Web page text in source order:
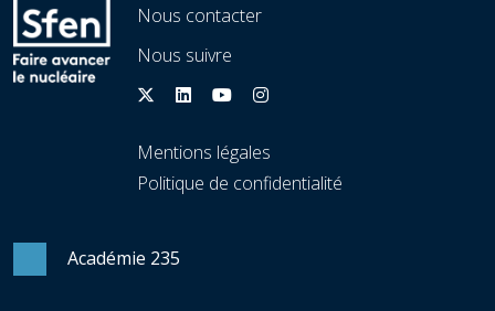
Nous contacter
Nous suivre
Mentions légales
Politique de confidentialité
Académie 235